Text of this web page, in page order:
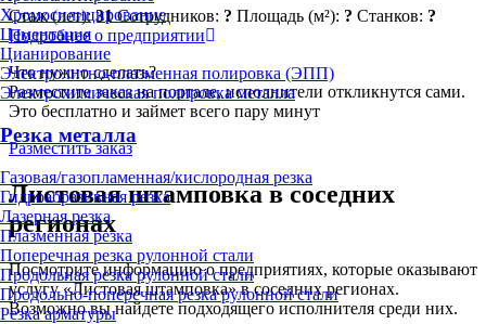
Хромосилицирование
Цементация
Цианирование
Электролитно-плазменная полировка (ЭПП)
Электрохимическая полировка металла
Резка металла
Газовая/газопламенная/кислородная резка
Гидроабразивная резка
Лазерная резка
Плазменная резка
Поперечная резка рулонной стали
Продольная резка рулонной стали
Продольно-поперечная резка рулонной стали
Резка арматуры
Стаж (лет):31 Сотрудников: ? Площадь (м²): ? Станков: ?
Подробнее о предприятии
Что нужно сделать?
Разместите заказ на портале, исполнители откликнутся сами.
Это бесплатно и займет всего пару минут
Разместить заказ
Листовая штамповка в соседних
регионах
Посмотрите информацию о предприятиях, которые оказывают
услугу «Листовая штамповка» в соседних регионах.
Возможно вы найдете подходящего исполнителя среди них.